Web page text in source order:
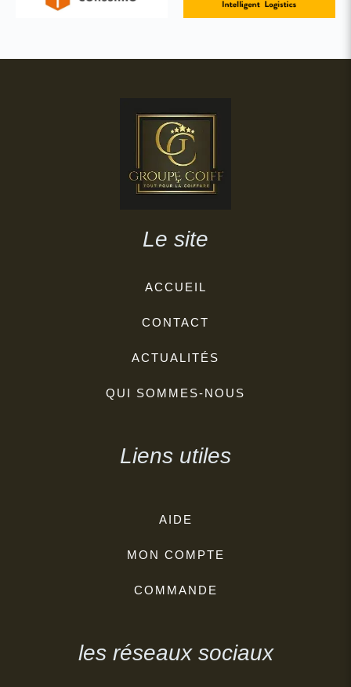
Le site
ACCUEIL
CONTACT
ACTUALITÉS
QUI SOMMES-NOUS
Liens utiles
AIDE
MON COMPTE
COMMANDE
les réseaux sociaux